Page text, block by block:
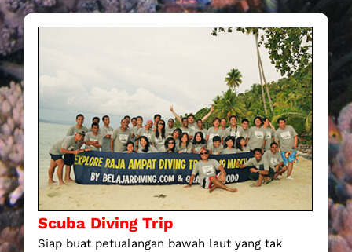
Scuba Diving Trip
Siap buat petualangan bawah laut yang tak